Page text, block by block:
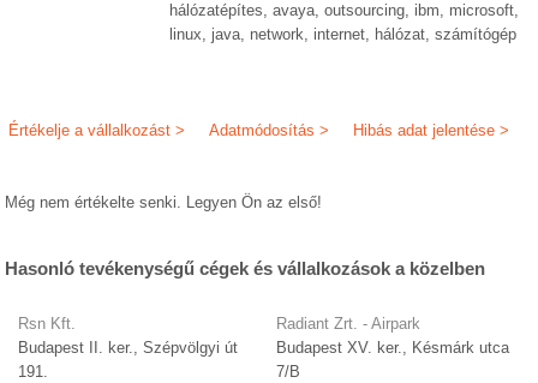
hálózatépítes, avaya, outsourcing, ibm, microsoft,
linux, java, network, internet, hálózat, számítógép
Hibás adat jelentése >
Adatmódosítás >
Értékelje a vállalkozást >
Még nem értékelte senki. Legyen Ön az első!
Hasonló tevékenységű cégek és vállalkozások a közelben
Rsn Kft.
Budapest II. ker., Szépvölgyi út
191.
Radiant Zrt. - Airpark
Budapest XV. ker., Késmárk utca
7/B